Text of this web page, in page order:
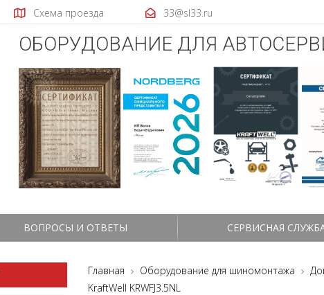
Схема проезда 33@sl33.ru
ОБОРУДОВАНИЕ ДЛЯ
ВОПРОСЫ И ОТВЕТЫ СЕРВИСНАЯ
Главная Оборудование для шиномонтажа
KraftWell KRWFJ3.5NL